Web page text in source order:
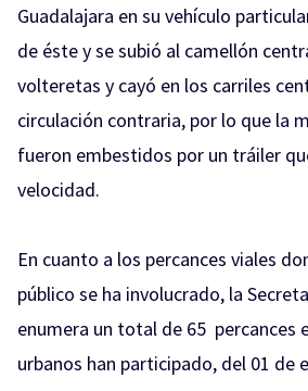
Guadalajara en su vehículo
de éste y se subió al camellón
volteretas y cayó en los carriles
circulación contraria, por lo que la
fueron embestidos por un tráiler
velocidad.
En cuanto a los percances viales
público se ha involucrado, la
enumera un total de 65 percances
urbanos han participado, del 01 de